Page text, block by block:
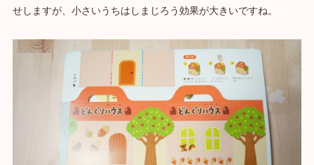
せしますが、小さいうちはしまじろう効果が大きいですね。